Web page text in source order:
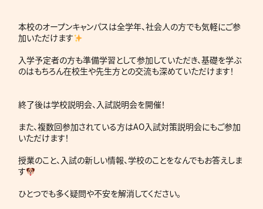
本校のオープンキャンパスは全学年、社会人の方でも気軽にご参
加いただけます
入学予定者の方も準備学習として参加していただき、基礎を学ぶ
のはもちろん在校生や先生方との交流も深めていただけます！
終了後は学校説明会、入試説明会を開催！
また、複数回参加されている方はAO入試対策説明会にもご参加
いただけます！
授業のこと、入試の新しい情報、学校のことをなんでもお答えしま
す
ひとつでも多く疑問や不安を解消してください。